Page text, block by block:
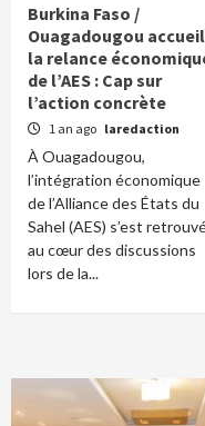
Burkina Faso /
Ouagadougou
la relance
de l’AES : Cap sur
l’action concrète
1 an ago laredaction
À Ouagadougou,
l’intégration économique
de l’Alliance des États du
Sahel (AES) s’est
au cœur des discussions
lors de la...